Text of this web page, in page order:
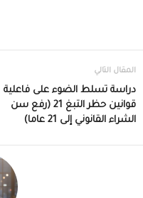
المقال التالي
دراسة تسلط الضوء على فاعلية
قوانين حظر التبغ 21 (رفع سن
الشراء القانوني إلى 21 عاما)